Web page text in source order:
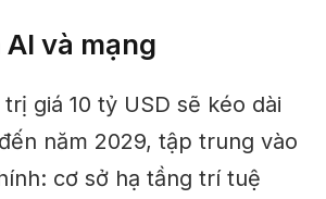
và mạng
giá 10 tỷ USD sẽ kéo dài
năm 2029, tập trung vào
cơ sở hạ tầng trí tuệ